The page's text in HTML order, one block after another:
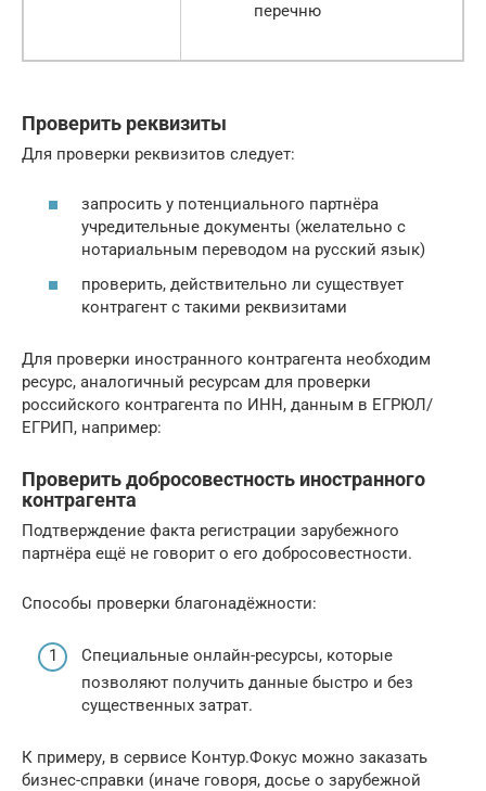
перечню
Проверить реквизиты
Для проверки реквизитов следует:
запросить у потенциального партнёра
учредительные документы (желательно с
нотариальным переводом на русский язык)
проверить, действительно ли существует
контрагент с такими реквизитами
Для проверки иностранного контрагента необходим
ресурс, аналогичный ресурсам для проверки
российского контрагента по ИНН, данным в ЕГРЮЛ/
ЕГРИП, например:
Проверить добросовестность иностранного
контрагента
Подтверждение факта регистрации зарубежного
партнёра ещё не говорит о его добросовестности.
Способы проверки благонадёжности:
Специальные онлайн-ресурсы, которые
позволяют получить данные быстро и без
существенных затрат.
К примеру, в сервисе Контур.Фокус можно заказать
бизнес-справки (иначе говоря, досье о зарубежной